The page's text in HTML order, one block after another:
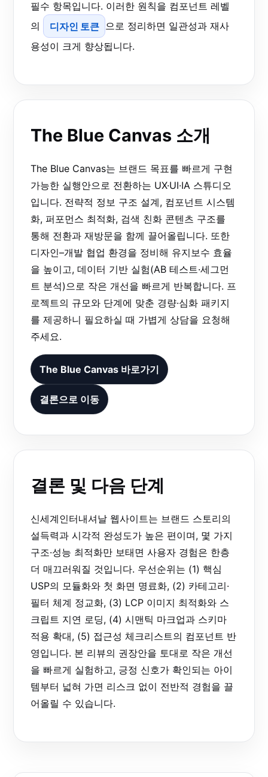
필수 항목입니다. 이러한 원칙을 컴포넌트 레벨
의
디자인 토큰 으로 정리하면 일관성과 재사
용성이 크게 향상됩니다.
The Blue Canvas 소개
The Blue Canvas는 브랜드 목표를 빠르게 구현
가능한 실행안으로 전환하는 UX·UI·IA 스튜디오
입니다. 전략적 정보 구조 설계, 컴포넌트 시스템
화, 퍼포먼스 최적화, 검색 친화 콘텐츠 구조를
통해 전환과 재방문을 함께 끌어올립니다. 또한
디자인–개발 협업 환경을 정비해 유지보수 효율
을 높이고, 데이터 기반 실험(AB 테스트·세그먼
트 분석)으로 작은 개선을 빠르게 반복합니다. 프
로젝트의 규모와 단계에 맞춘 경량·심화 패키지
를 제공하니 필요하실 때 가볍게 상담을 요청해
주세요.
The Blue Canvas 바로가기
결론으로 이동
결론 및 다음 단계
신세계인터내셔날 웹사이트는 브랜드 스토리의
설득력과 시각적 완성도가 높은 편이며, 몇 가지
구조·성능 최적화만 보태면 사용자 경험은 한층
더 매끄러워질 것입니다. 우선순위는 (1) 핵심
USP의 모듈화와 첫 화면 명료화, (2) 카테고리·
필터 체계 정교화, (3) LCP 이미지 최적화와 스
크립트 지연 로딩, (4) 시맨틱 마크업과 스키마
적용 확대, (5) 접근성 체크리스트의 컴포넌트 반
영입니다. 본 리뷰의 권장안을 토대로 작은 개선
을 빠르게 실험하고, 긍정 신호가 확인되는 아이
템부터 넓혀 가면 리스크 없이 전반적 경험을 끌
어올릴 수 있습니다.